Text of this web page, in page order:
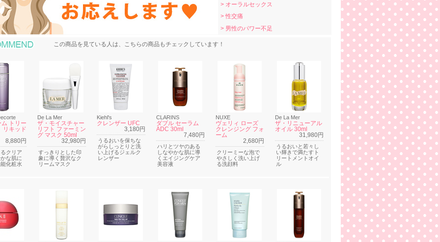
> オーラルセックス
> 性交痛
> 男性のパワー不足
おすすめ商品
この商品を見ている人は、こちらの商品もチェックしています！
トリー
リキッド
8,880円
クリア
な肌に
化粧水
De La Mer
ザ・モイスチャー
リフト ファーミン
グ マスク 50ml
32,980円
すっきりとした印
象に導く贅沢なク
リームマスク
Kiehl's
クレンザー UFC
3,180円
うるおいを保ちな
がらしっとりと洗
い上げるジェルク
レンザー
CLARINS
ダブル セーラム
ADC 30ml
7,480円
ハリとツヤのある
しなやかな肌に導
くエイジングケア
美容液
NUXE
ヴェリィ ローズ
クレンジング フォ
ーム
2,680円
クリーミーな泡で
やさしく洗い上げ
る洗顔料
De La Mer
ザ・リニューアル
オイル 30ml
31,980円
うるおいと若々し
い輝きで満たすト
リートメントオイ
ル